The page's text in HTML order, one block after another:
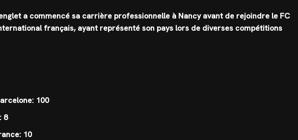
a commencé sa carrière professionnelle à Nancy avant de rejoindre le FC
français, ayant représenté son pays lors de diverses compétitions
100
8
10